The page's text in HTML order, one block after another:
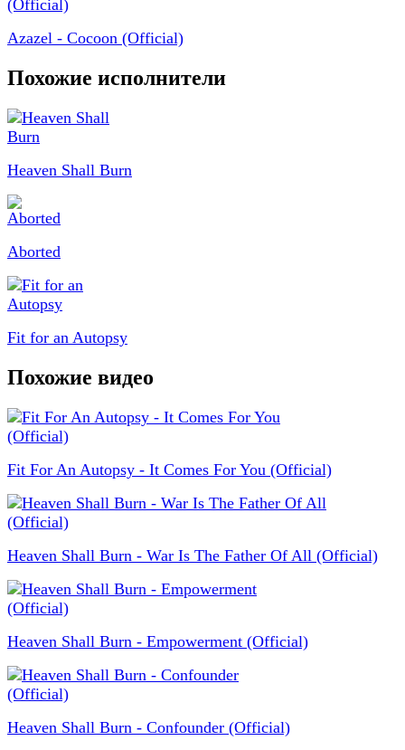
Azazel - Cocoon (Official)
Похожие исполнители
Heaven Shall Burn
Aborted
Fit for an Autopsy
Похожие видео
Fit For An Autopsy - It Comes For You (Official)
Heaven Shall Burn - War Is The Father Of All (Official)
Heaven Shall Burn - Empowerment (Official)
Heaven Shall Burn - Confounder (Official)